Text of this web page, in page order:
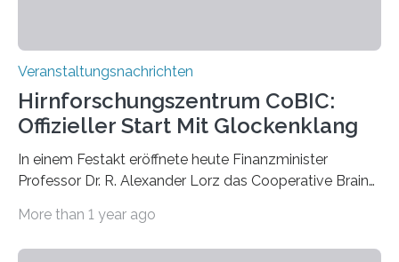
Veranstaltungsnachrichten
Hirnforschungszentrum CoBIC:
Offizieller Start Mit Glockenklang
In einem Festakt eröffnete heute Finanzminister
Professor Dr. R. Alexander Lorz das Cooperative Brain
der Goethe-Universität Frankfurt. Das CoBIC ist eine
More than 1 year ago